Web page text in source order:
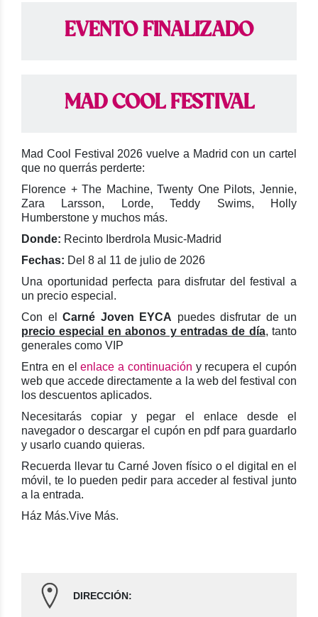
EVENTO FINALIZADO
MAD COOL FESTIVAL
Mad Cool Festival 2026 vuelve a Madrid con un cartel
que no querrás perderte:
Florence + The Machine, Twenty One Pilots, Jennie,
Zara Larsson, Lorde, Teddy Swims, Holly
Humberstone y muchos más.
Donde: Recinto Iberdrola Music-Madrid
Fechas: Del 8 al 11 de julio de 2026
Una oportunidad perfecta para disfrutar del festival a
un precio especial.
Con el Carné Joven EYCA puedes disfrutar de un
precio especial en abonos y entradas de día, tanto
generales como VIP
Entra en elenlace a continuación y recupera el cupón
web que accede directamente a la web del festival con
los descuentos aplicados.
Necesitarás copiar y pegar el enlace desde el
navegador o descargar el cupón en pdf para guardarlo
y usarlo cuando quieras.
Recuerda llevar tu Carné Joven físico o el digital en el
móvil, te lo pueden pedir para acceder al festival junto
a la entrada.
Ház Más.Vive Más.
DIRECCIÓN: